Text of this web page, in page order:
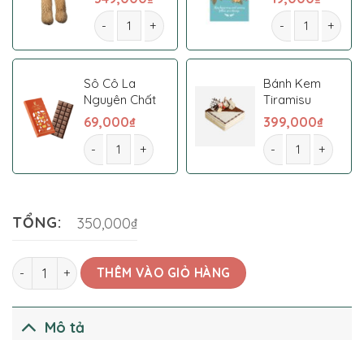
Bó hoa 024 số lượng Bó hoa 024 số
Sô Cô La
Nguyên Chất
69,000₫
Bó hoa 024 số lượng
Bánh Kem
Tiramisu
399,000₫
Bó hoa 024 số
TỔNG: 350,000₫
Bó hoa 024 số lượngTHÊM VÀO GIỎ HÀNG
Mô tả